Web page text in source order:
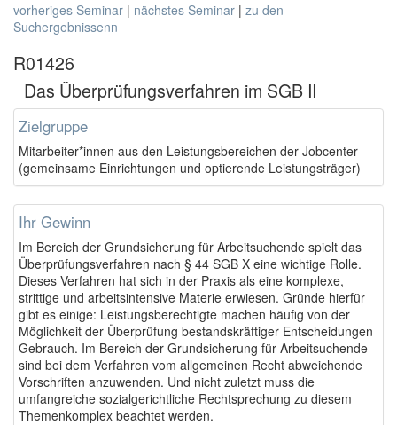
vorheriges Seminar | nächstes Seminar | zu den
Suchergebnissenn
R01426
Das Überprüfungsverfahren im SGB II
Zielgruppe
Mitarbeiter*innen aus den Leistungsbereichen der Jobcenter
(gemeinsame Einrichtungen und optierende Leistungsträger)
Ihr Gewinn
Im Bereich der Grundsicherung für Arbeitsuchende spielt das
Überprüfungsverfahren nach § 44 SGB X eine wichtige Rolle.
Dieses Verfahren hat sich in der Praxis als eine komplexe,
strittige und arbeitsintensive Materie erwiesen. Gründe hierfür
gibt es einige: Leistungsberechtigte machen häufig von der
Möglichkeit der Überprüfung bestandskräftiger Entscheidungen
Gebrauch. Im Bereich der Grundsicherung für Arbeitsuchende
sind bei dem Verfahren vom allgemeinen Recht abweichende
Vorschriften anzuwenden. Und nicht zuletzt muss die
umfangreiche sozialgerichtliche Rechtsprechung zu diesem
Themenkomplex beachtet werden.